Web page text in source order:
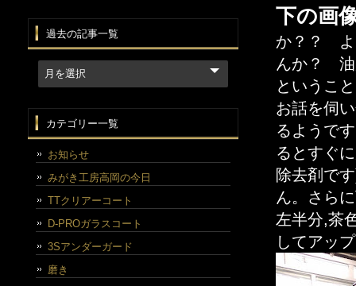
下の画
か？？ よ
んか？ 油
というこ
お話を伺
るようで
るとすぐ
除去剤で
ん。さら
左半分,茶
してアッ
過去の記事一覧
カテゴリー一覧
お知らせ
みがき工房高岡の今日
TTクリアーコート
D-PROガラスコート
3Sアンダーガード
磨き